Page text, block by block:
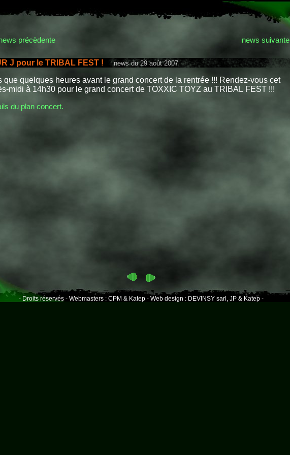
précèdente news suivante
J pour le TRIBAL FEST ! news du 29 août 2007
que quelques heures avant le grand concert de la rentrée !!! Rendez-vous cet
midi à 14h30 pour le grand concert de TOXXIC TOYZ au TRIBAL FEST !!!
du plan concert.
- Droits réservés - Webmasters : CPM & Katep - Web design : DEVINSY sarl, JP & Katep -